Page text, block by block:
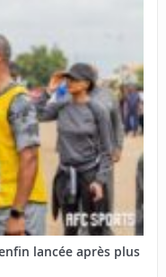
lancée après plus